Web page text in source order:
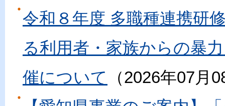
令和８年度 多職種連携研
る利用者・家族からの暴
催について
2026年07月